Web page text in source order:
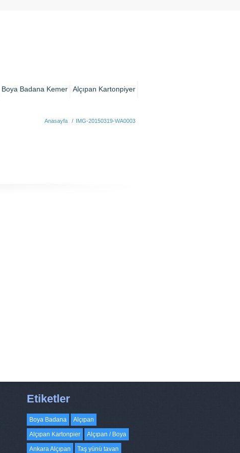
Boya Badana Kemer Alçıpan Kartonpiyer
Anasayfa / IMG-20150319-WA0003
Etiketler
Boya Badana Alçıpan
Alçıpan Kartonpier Alçıpan / Boya
Ankara Alçıpan Taş yünü tavan